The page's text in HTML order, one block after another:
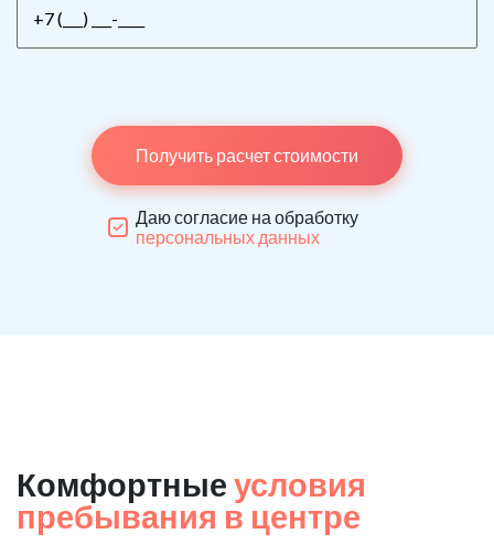
Получить расчет стоимости
Даю согласие на обработку
персональных данных
Комфортные условия
пребывания в центре